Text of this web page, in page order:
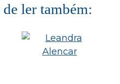
ler também: